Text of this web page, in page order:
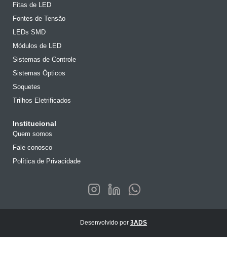
Fitas de LED
Fontes de Tensão
LEDs SMD
Módulos de LED
Sistemas de Controle
Sistemas Ópticos
Soquetes
Trilhos Eletrificados
Institucional
Quem somos
Fale conosco
Política de Privacidade
Desenvolvido por 3ADS